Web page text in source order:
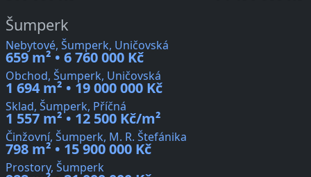
Šumperk
Nebytové, Šumperk, Uničovská
659 m² • 6 760 000 Kč
Obchod, Šumperk, Uničovská
1 694 m² • 19 000 000 Kč
Sklad, Šumperk, Příčná
1 557 m² • 12 500 Kč/m²
Činžovní, Šumperk, M. R. Štefánika
798 m² • 15 900 000 Kč
Prostory, Šumperk